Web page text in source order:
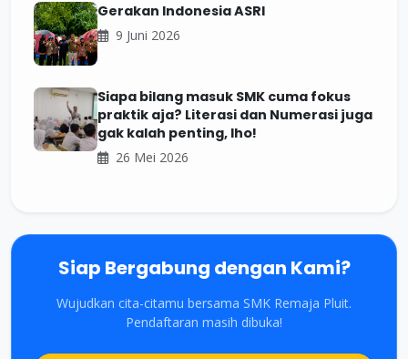
Gerakan Indonesia ASRI
9 Juni 2026
Siapa bilang masuk SMK cuma fokus
praktik aja? Literasi dan Numerasi juga
gak kalah penting, lho!
26 Mei 2026
Siap Bergabung dengan Kami?
Wujudkan cita-citamu bersama SMK Remaja Pluit.
Pendaftaran masih dibuka!